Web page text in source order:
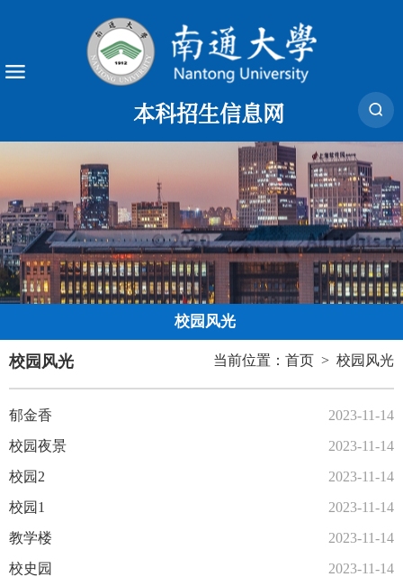
本科招生信息网
校园风光
当前位置： 首页 > 校园风光
校园风光
郁金香
2023-11-14
校园夜景
2023-11-14
校园2
2023-11-14
校园1
2023-11-14
教学楼
2023-11-14
校史园
2023-11-14